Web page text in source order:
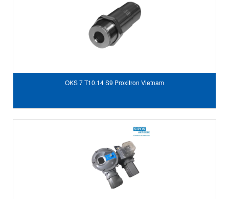
OKS 7 T10.14 S9 Proxitron Vietnam